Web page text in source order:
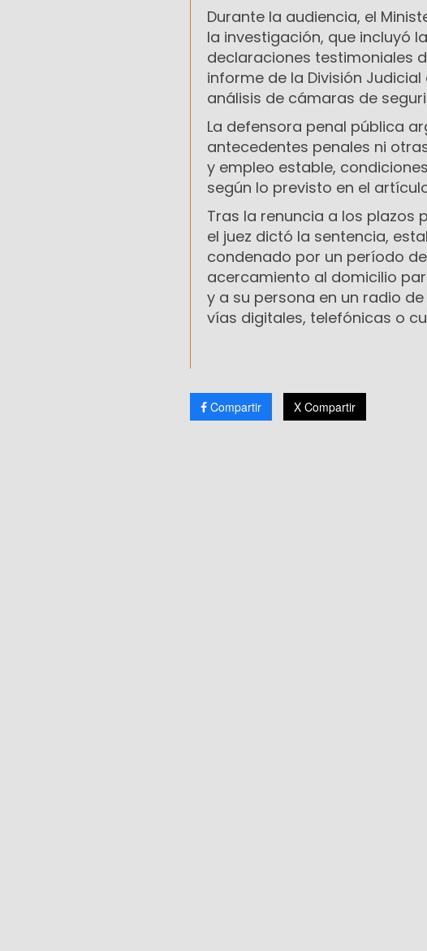
Durante la audiencia, el
la investigación, que incluyó
declaraciones testimoniales
informe de la División
análisis de cámaras de
La defensora penal pública
antecedentes penales ni
y empleo estable,
según lo previsto en el
Tras la renuncia a los plazos
el juez dictó la sentencia,
condenado por un período
acercamiento al domicilio
y a su persona en un radio
vías digitales, telefónicas o
Compartir X Compartir